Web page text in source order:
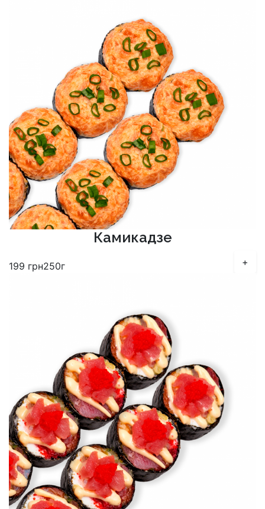
Камикадзе
199 грн250г +